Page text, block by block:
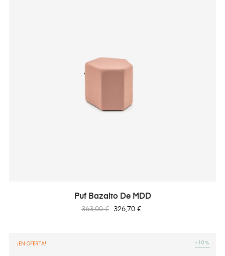
Puf Bazalto De MDD
Precio
363,00 € Precio
326,70 €
¡EN OFERTA! -10%